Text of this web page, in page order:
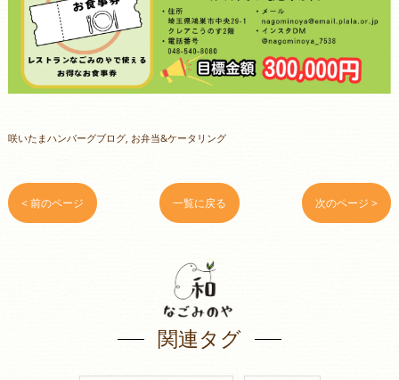
咲いたまハンバーグブログ お弁当&ケータリング
< 前のページ 一覧に戻る 次のページ >
関連タグ